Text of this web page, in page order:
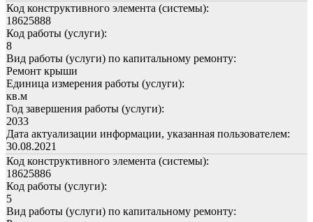
Код конструктивного элемента (системы):
18625888
Код работы (услуги):
8
Вид работы (услуги) по капитальному ремонту:
Ремонт крыши
Единица измерения работы (услуги):
кв.м
Год завершения работы (услуги):
2033
Дата актуализации информации, указанная пользователем:
30.08.2021
Код конструктивного элемента (системы):
18625886
Код работы (услуги):
5
Вид работы (услуги) по капитальному ремонту: